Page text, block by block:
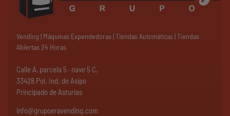
Vending | Máquinas Expendedoras | Tiendas Automáticas | Tiendas
Abiertas 24 Horas
Calle A, parcela 5 · nave 5 C,
33428 Pol. Ind. de Asipo
Principado de Asturias
info@grupoeravending.com